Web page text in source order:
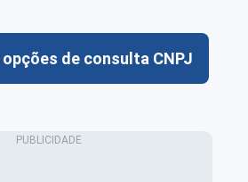
de consulta CNPJ